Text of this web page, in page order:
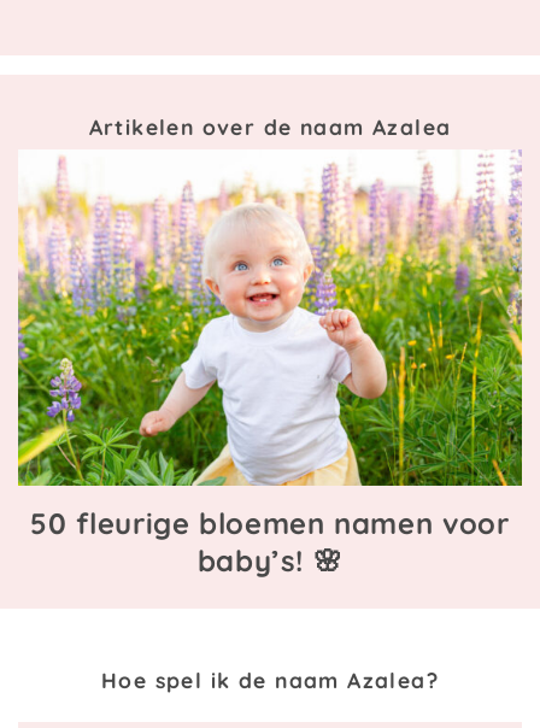
Artikelen over de naam Azalea
50 fleurige bloemen namen voor
baby’s! 🌸
Hoe spel ik de naam Azalea?